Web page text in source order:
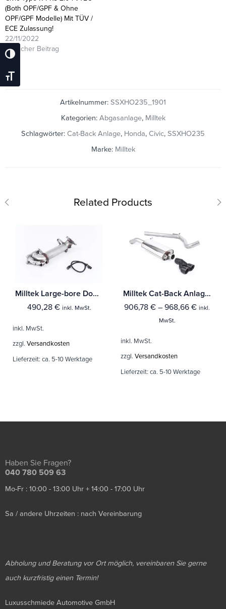
Umschalten Auf Hohe Kontraste
Schrift Vergrößern
(Both OPF/GPF & Ohne
OPF/GPF Modelle) Mit TÜV /
ECE Zulassung!
22/11/2022
Ähnlicher Beitrag
Artikelnummer: SSXHO235_1901
Kategorien: Abgasanlage, Milltek
Schlagwörter: Cat-Back Anlage, Honda, Civic, SSXHO235
Marke: Milltek
Related Products
Milltek Large-bore Downpipe und De-cat Honda Civic Type R FK2 Turbocharged 2.0 litre i-VTEC (Nur Rechtslenker)
490,28 € inkl. MwSt.
inkl. MwSt.
zzgl. Versandkosten
Lieferzeit: ca. 5-10 Werktage
Milltek Cat-Back Anlage Audi A1 1.4 TFSI S line 150PS ACT
906,78 € – 968,66 € inkl.
MwSt.
inkl. MwSt.
zzgl. Versandkosten
Lieferzeit: ca. 5-10 Werktage
Haben Sie Fragen?
040 780 509 63
Mo-Fr : 10:00 - 13:00 Uhr + 14:00 - 17:00 Uhr
Sa / andere Uhrzeiten : nach Vereinbarung
Abholung und Beratung vor Ort möglich, vereinbaren Sie gerne
auch kurzfristig einen Termin!
Luxusschmiede Automotive GmbH